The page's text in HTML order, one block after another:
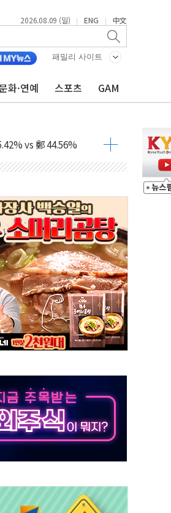
2026.08.09 (일) | ENG | 中文
패밀리 사이트
화·연예 스포츠 GAM
원 '총력'
해·통제구간 없어
vs 42.08%
청래 42.08%
43.27% 송영길 11.63%
39.89% 송영길 7.47%
비 이어져
망
22개 과제 손본다
로 목소리 내야"
견
경전 고조